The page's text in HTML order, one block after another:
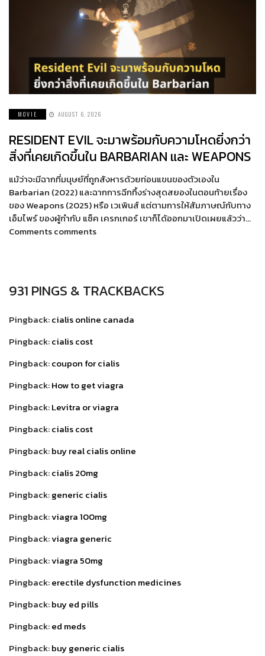
MOVIE AUGUST 6, 2026
RESIDENT EVIL จะมาพร้อมกับความโหดยิ่งกว่า
สิ่งที่เคยเกิดขึ้นใน BARBARIAN และ WEAPONS
แม้ว่าจะมีฉากที่มนุษย์ที่ถูกสังหารด้วยท่อนแขนของตัวเองใน
Barbarian (2022) และฉากการฉีกทึ้งร่างสุดสยองในตอนท้ายเรื่อง
ของ Weapons (2025) หรือ เวเพินส์ แต่ตามการให้สัมภาษณ์กับทาง
เอ็มไพร์ ของผู้กำกับ แซ็ค เครกเกอร์ เขาก็ได้ออกมาเปิดเผยแล้วว่า…
Comments comments
931 PINGS & TRACKBACKS
Pingback:cialis online canada
Pingback:cialis cost
Pingback:coupon for cialis
Pingback:How to get viagra
Pingback:Levitra or viagra
Pingback:cialis cost
Pingback:buy real cialis online
Pingback:cialis 20mg
Pingback:generic cialis
Pingback:viagra 100mg
Pingback:viagra generic
Pingback:viagra 50mg
Pingback:erectile dysfunction medicines
Pingback:buy ed pills
Pingback:ed meds
Pingback:buy generic cialis